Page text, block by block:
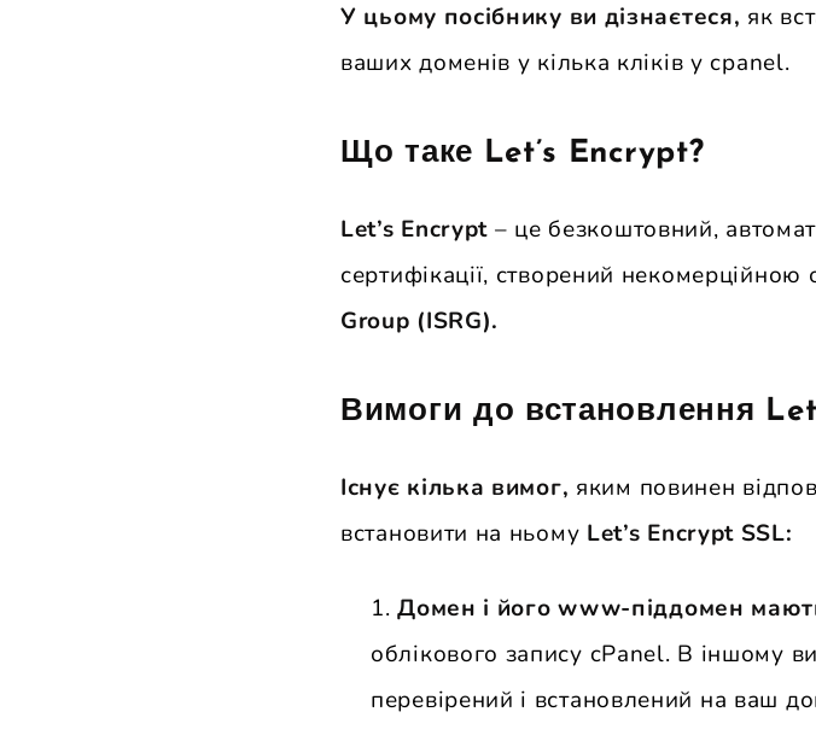
У цьому посібнику ви дізнаєтеся, як
ваших доменів у кілька кліків у cpanel.
Що таке Let’s Encrypt?
Let’s Encrypt – це безкоштовний,
сертифікації, створений некомерційною
Group (ISRG).
Вимоги до встановлення
Існує кілька вимог, яким повинен
встановити на ньому Let’s Encrypt SSL:
Домен і його www-піддомен
облікового запису cPanel. В іншому
перевірений і встановлений на ваш